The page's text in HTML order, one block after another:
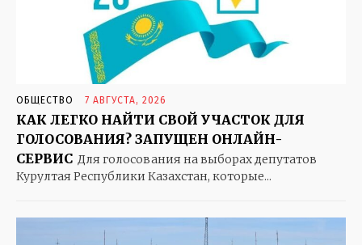
RUS
ОБЩЕСТВО
ПРАВИЛЬНЫЕ НОВОСТИ
ПОЛИТИКА
ПРОИСШЕСТВИЯ
ЭКОНОМИКА
СПОРТ
ЗДОРОВЬЕ
ЭКСКЛЮЗИВ
ОБЩЕСТВО 7 АВГУСТА, 2026
КАК ЛЕГКО НАЙТИ СВОЙ УЧАСТОК ДЛЯ
ГОЛОСОВАНИЯ? ЗАПУЩЕН ОНЛАЙН-
СЕРВИС Для голосования на выборах депутатов
Курултая Республики Казахстан, которые...